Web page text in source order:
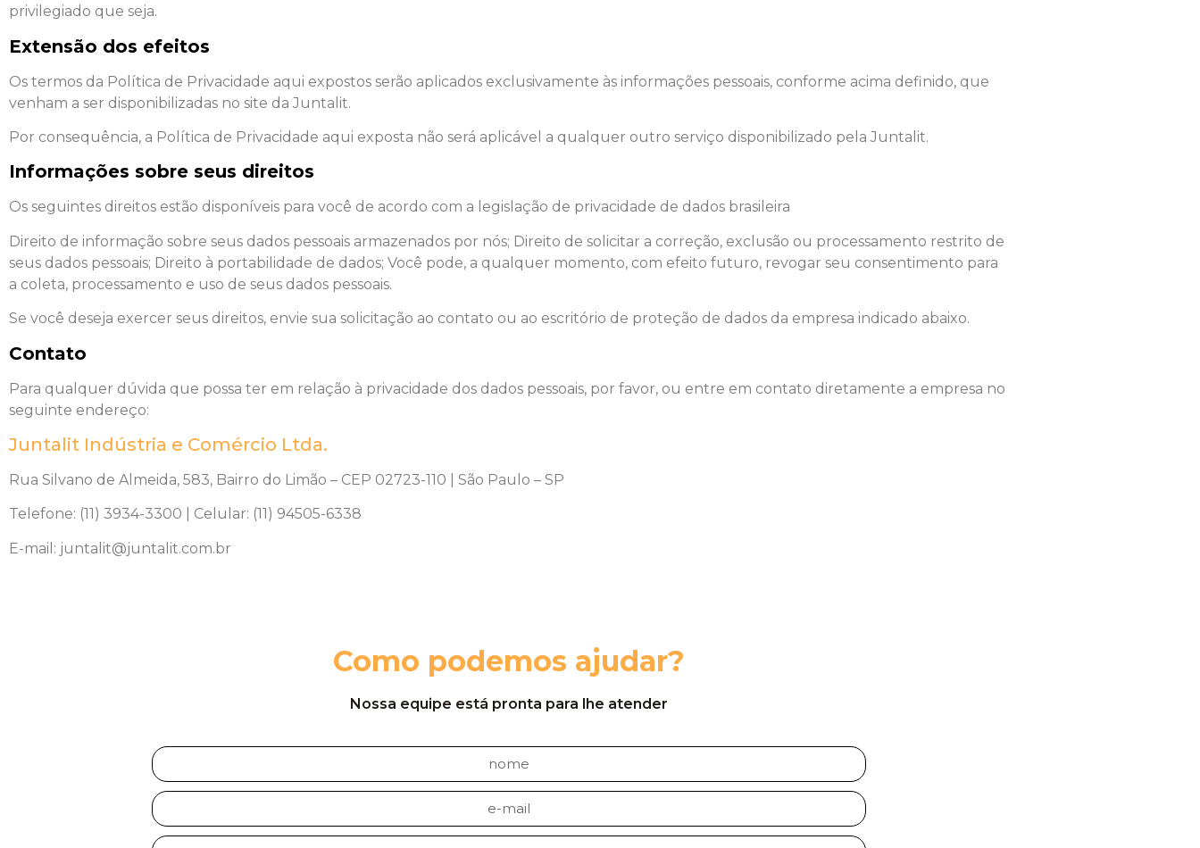
privilegiado que seja.
Extensão dos efeitos
Os termos da Política de Privacidade aqui expostos serão aplicados exclusivamente às informações pessoais, conforme acima definido, que
venham a ser disponibilizadas no site da Juntalit.
Por consequência, a Política de Privacidade aqui exposta não será aplicável a qualquer outro serviço disponibilizado pela Juntalit.
Informações sobre seus direitos
Os seguintes direitos estão disponíveis para você de acordo com a legislação de privacidade de dados brasileira
Direito de informação sobre seus dados pessoais armazenados por nós; Direito de solicitar a correção, exclusão ou processamento restrito de
seus dados pessoais; Direito à portabilidade de dados; Você pode, a qualquer momento, com efeito futuro, revogar seu consentimento para
a coleta, processamento e uso de seus dados pessoais.
Se você deseja exercer seus direitos, envie sua solicitação ao contato ou ao escritório de proteção de dados da empresa indicado abaixo.
Contato
Para qualquer dúvida que possa ter em relação à privacidade dos dados pessoais, por favor, ou entre em contato diretamente a empresa no
seguinte endereço:
Juntalit Indústria e Comércio Ltda.
Rua Silvano de Almeida, 583, Bairro do Limão – CEP 02723-110 | São Paulo – SP
Telefone: (11) 3934-3300 | Celular: (11) 94505-6338
E-mail: juntalit@juntalit.com.br
Como podemos ajudar?
Nossa equipe está pronta para lhe atender